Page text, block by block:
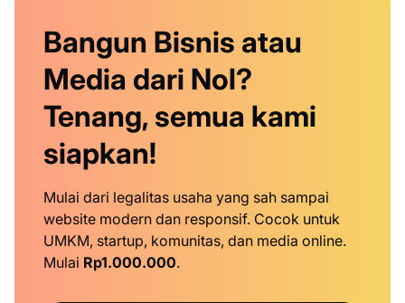
Bangun Bisnis atau
Media dari Nol?
Tenang, semua kami
siapkan!
Mulai dari legalitas usaha yang sah sampai
website modern dan responsif. Cocok untuk
UMKM, startup, komunitas, dan media online.
Mulai Rp1.000.000.